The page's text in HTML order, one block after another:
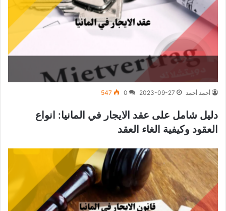
أحمد أحمد 2023-09-27
0
547
دليل شامل على عقد الايجار في المانيا: انواع
العقود وكيفية الغاء العقد